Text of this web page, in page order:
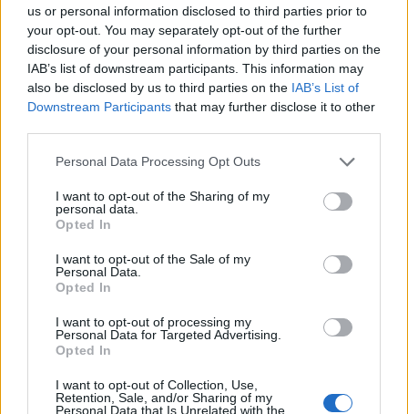
us or personal information disclosed to third parties prior to
your opt-out. You may separately opt-out of the further
disclosure of your personal information by third parties on the
IAB’s list of downstream participants. This information may
also be disclosed by us to third parties on the IAB’s List of
Downstream Participants that may further disclose it to other
Personal Data Processing Opt Outs
I want to opt-out of the Sharing of my
personal data.
Opted In
I want to opt-out of the Sale of my
Personal Data.
Opted In
I want to opt-out of processing my
Personal Data for Targeted Advertising.
Opted In
I want to opt-out of Collection, Use,
Retention, Sale, and/or Sharing of my
Personal Data that Is Unrelated with the
swoistym kompendium dobrych manier.Miejsca
powinny być zajmowane przez gości według
kryterium godności. Każdy powinien obmyć
ręce przed przystąpieniem do posiłku, już w
średniowieczuzwracało się uwagę na kwestie
higieny. Po dania należy się sięgać spokojnie,
nakładać porcje z umiarem oraz nie przebierać
w kąskach. Istotne jest powolne spożywanie
dania, niewielkie kęsy, naganna jest natomiast
opamiętania.
Drugim ważnym tematem poruszanym przez
Słotę są damy . Kobietom należy podczas
mężczyźni powinni kierować się rycerskością.